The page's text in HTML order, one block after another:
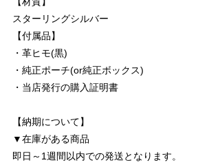
スターリングシルバー
【付属品】
・革ヒモ(黒)
・純正ポーチ(or純正ボックス)
・当店発行の購入証明書
【納期について】
▼在庫がある商品
即日～1週間以内での発送となります。